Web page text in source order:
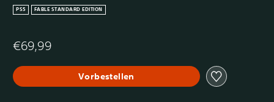
PS5 FABLE STANDARD EDITION
€69,99
Vorbestellen